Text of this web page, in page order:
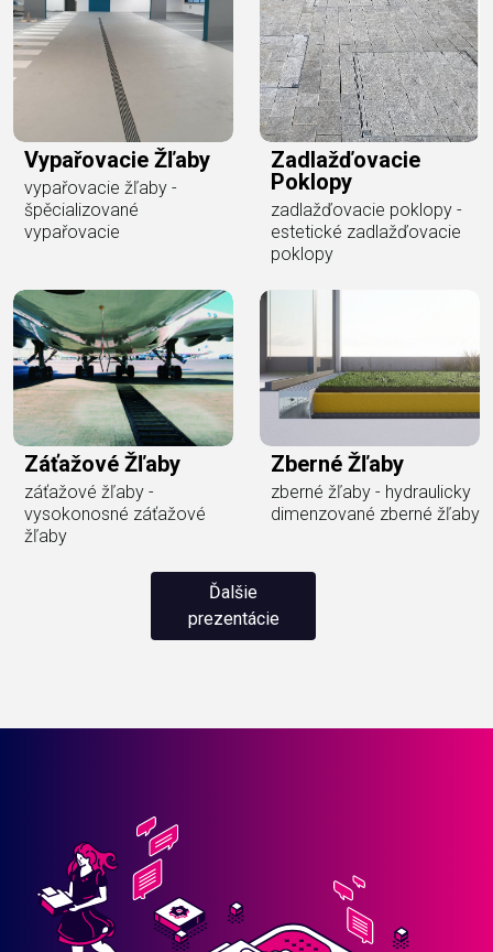
Vypařovacie Žľaby
vypařovacie žľaby -
špěcializované
vypařovacie
Zadlažďovacie
Poklopy
zadlažďovacie poklopy -
estetické zadlažďovacie
poklopy
Záťažové Žľaby
záťažové žľaby -
vysokonosné záťažové
žľaby
Zberné Žľaby
zberné žľaby - hydraulicky
dimenzované zberné žľaby
Ďalšie
prezentácie